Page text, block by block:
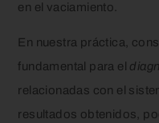
en el vaciamiento.
En nuestra práctica,
fundamental para el
relacionadas con el
resultados obtenidos,